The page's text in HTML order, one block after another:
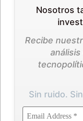
Nosotros
Recibe
Sin ruido.